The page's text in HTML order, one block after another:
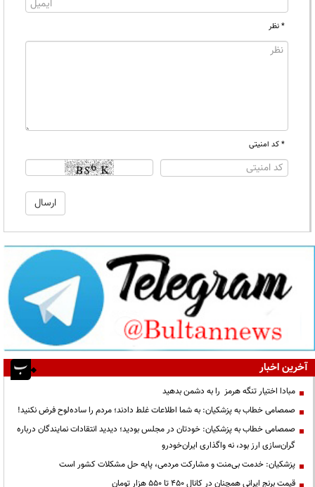
* نظر
* کد امنیتی
آخرین اخبار
مبادا اختیار تنگه هرمز را به دشمن بدهید
صمصامی خطاب به پزشکیان: به شما اطلاعات غلط دادند؛ مردم را ساده‌لوح فرض نکنید!
صمصامی خطاب به پزشکیان: خودتان در مجلس بودید؛ دیدید انتقادات نمایندگان درباره
گران‌سازی ارز بود، نه واگذاری ایران‌خودرو
پزشکیان: خدمت بی‌منت و مشارکت مردمی، پایه حل مشکلات کشور است
قیمت‌ برنج ایرانی همچنان در کانال ۴۵۰ تا ۵۵۰ هزار تومان